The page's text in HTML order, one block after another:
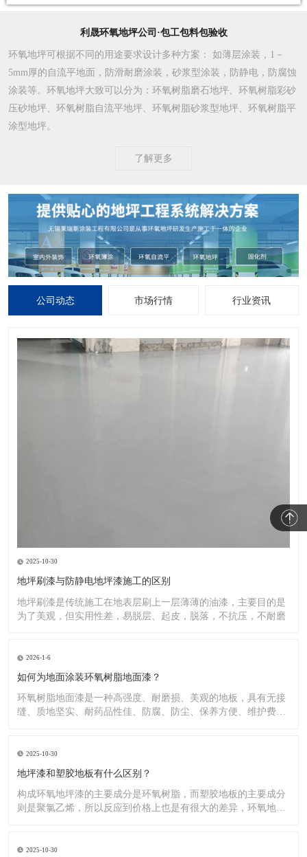
利晟环氧地坪公司·包工包料包验收
环氧地坪可根据不同的用途要求设计多种方案 ： 如薄层涂装，1－
5mm厚的自流平地面，防滑耐磨涂装，砂浆型涂装，防静电，防腐蚀
涂装等。环氧地坪大致可以分为：环氧树脂磨石地坪、环氧树脂彩砂
压砂地坪、环氧树脂自流平地坪、环氧树脂砂浆型地坪、环氧树脂平
涂型地坪。
了解更多
公司动态 市场行情 行业资讯
2025-10-30
地坪刷漆与防静电地坪漆施工的区别
地坪刷漆是传统施工在地表层刷上一层薄薄的油漆，主要目的是
为了美观，但实用性差，易脱层、起皮，脱落，不抗压，不耐磨
2026-1-6
如何为地面涂装环氧树脂地面漆？
环氧树脂地面漆是一种高强度、耐磨损、美观的地板，具有无接
缝、质地坚实、耐药品性佳、防腐、防尘、保养方便、维护费用
2025-10-30
地坪漆和塑胶地板有什么区别？
构成环氧地坪漆的主要成分是环氧树脂，而塑胶地板的主要成分
则是聚氯乙烯，所以反应到价格上也是有很大的差异，环氧地坪
2025-10-30